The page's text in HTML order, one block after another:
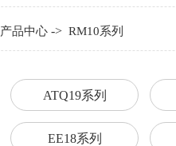
产品中心 -> RM10系列
ATQ19系列
EE18系列